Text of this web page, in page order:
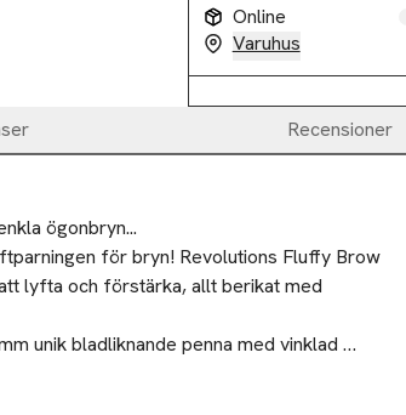
Online
Varuhus
Recensioner
ögonbryn...
för bryn! Revolutions Fluffy Brow
lyfta och förstärka, allt berikat med
unik bladliknande penna med vinklad